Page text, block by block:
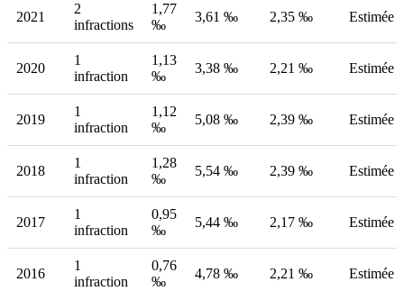
2021
2
infractions
1,77
‰
3,61 ‰ 2,35 ‰ Estimée
2020
1
infraction
1,13
‰
3,38 ‰ 2,21 ‰ Estimée
2019
1
infraction
1,12
‰
5,08 ‰ 2,39 ‰ Estimée
2018
1
infraction
1,28
‰
5,54 ‰ 2,39 ‰ Estimée
2017
1
infraction
0,95
‰
5,44 ‰ 2,17 ‰ Estimée
2016
1
infraction
0,76
‰
4,78 ‰ 2,21 ‰ Estimée